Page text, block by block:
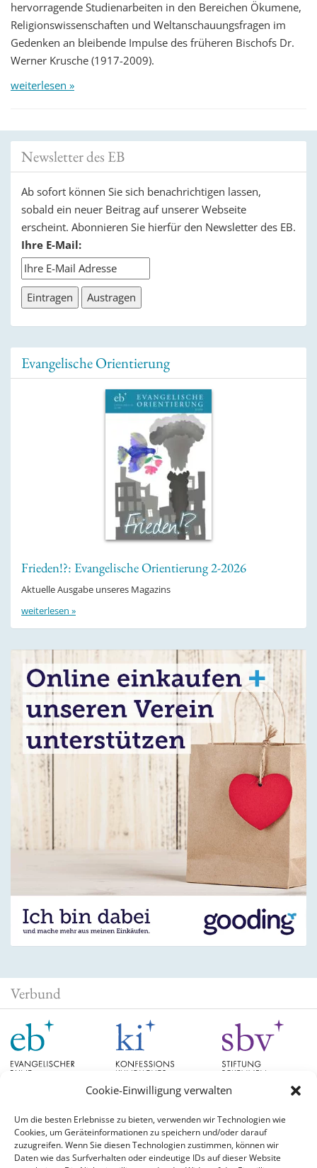
Cookie-Einwilligung verwalten
Um die besten Erlebnisse zu bieten, verwenden wir Technologien wie
Cookies, um Geräteinformationen zu speichern und/oder darauf
zuzugreifen. Wenn Sie diesen Technologien zustimmen, können wir
Daten wie das Surfverhalten oder eindeutige IDs auf dieser Website
hervorragende Studienarbeiten in den Bereichen Ökumene,
Religionswissenschaften und Weltanschauungsfragen im
Gedenken an bleibende Impulse des früheren Bischofs Dr.
Werner Krusche (1917-2009).
weiterlesen »
Newsletter des EB
Ab sofort können Sie sich benachrichtigen lassen,
sobald ein neuer Beitrag auf unserer Webseite
erscheint. Abonnieren Sie hierfür den Newsletter des EB.
Ihre E-Mail:
Evangelische Orientierung
Frieden!?: Evangelische Orientierung 2-2026
Aktuelle Ausgabe unseres Magazins
weiterlesen »
Verbund
Schlagwörter